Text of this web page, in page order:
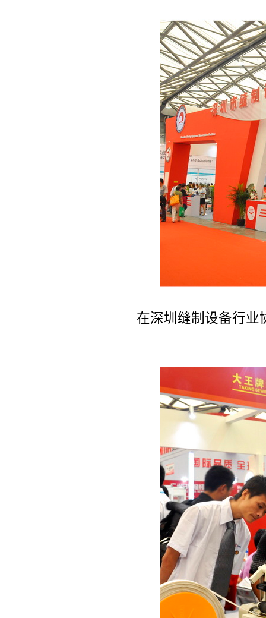
在深圳缝制设备行业